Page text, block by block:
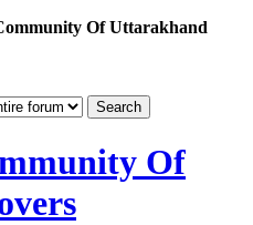
Of Uttarakhand
Of